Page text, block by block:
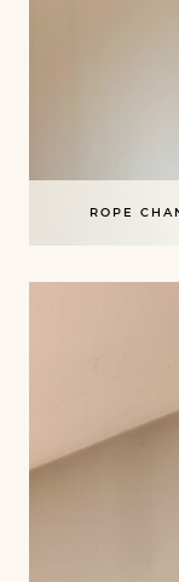
ROPE